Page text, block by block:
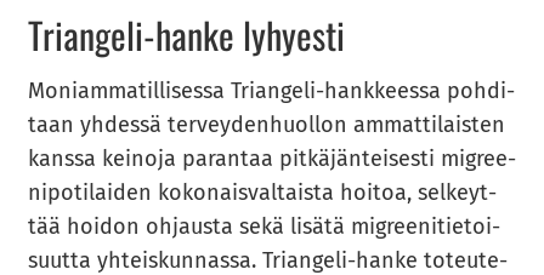
Triangeli-​hanke ly­hyes­ti
Mo­niam­ma­til­li­ses­sa Triangeli-​hankkeessa poh­di­
taan yh­des­sä ter­vey­den­huol­lon am­mat­ti­lais­ten
kans­sa kei­no­ja pa­ran­taa pit­kä­jän­tei­ses­ti migree­
ni­po­ti­lai­den ko­ko­nais­val­tais­ta hoi­toa, sel­keyt­
tää hoi­don oh­jaus­ta sekä li­sä­tä migree­ni­tie­toi­
suut­ta yh­teis­kun­nas­sa. Triangeli-​hanke to­teu­te­